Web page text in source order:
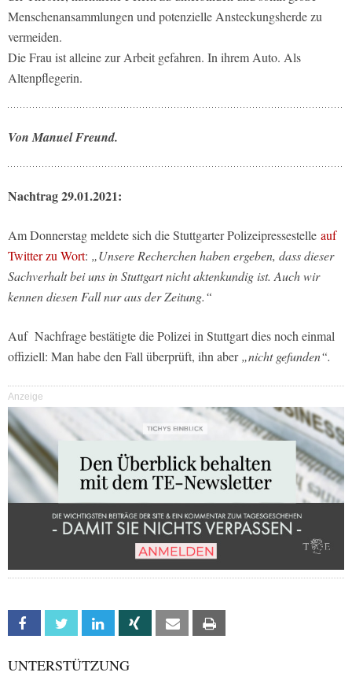
Menschenansammlungen und potenzielle Ansteckungsherde zu
vermeiden.
Die Frau ist alleine zur Arbeit gefahren. In ihrem Auto. Als
Altenpflegerin.
Von Manuel Freund.
Nachtrag 29.01.2021:
Am Donnerstag meldete sich die Stuttgarter Polizeipressestelle auf
Twitter zu Wort: „Unsere Recherchen haben ergeben, dass dieser
Sachverhalt bei uns in Stuttgart nicht aktenkundig ist. Auch wir
kennen diesen Fall nur aus der Zeitung.“
Auf Nachfrage bestätigte die Polizei in Stuttgart dies noch einmal
offiziell: Man habe den Fall überprüft, ihn aber„nicht gefunden“.
Anzeige
Facebook Twitter Linkedin Xing Email
UNTERSTÜTZUNG